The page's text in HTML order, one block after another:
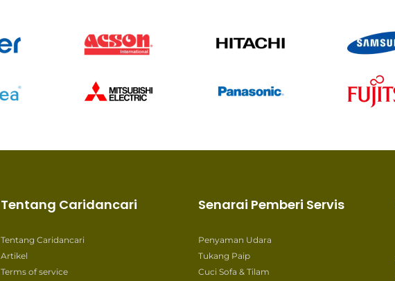
Tentang Caridancari
Tentang Caridancari
Artikel
Terms of service
Senarai Pemberi Servis
Penyaman Udara
Tukang Paip
Cuci Sofa & Tilam